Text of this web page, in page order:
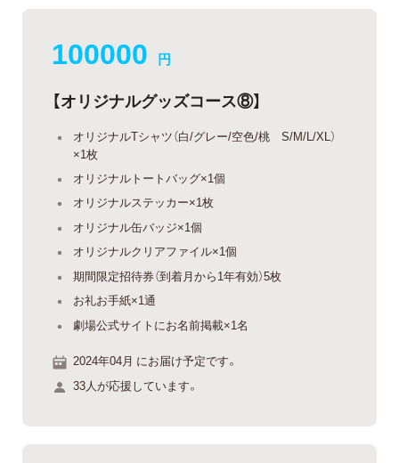
100000 円
【オリジナルグッズコース⑧】
オリジナルTシャツ（白/グレー/空色/桃 S/M/L/XL）
×1枚
オリジナルトートバッグ×1個
オリジナルステッカー×1枚
オリジナル缶バッジ×1個
オリジナルクリアファイル×1個
期間限定招待券（到着月から1年有効）5枚
お礼お手紙×1通
劇場公式サイトにお名前掲載×1名
2024年04月 にお届け予定です。
33人が応援しています。